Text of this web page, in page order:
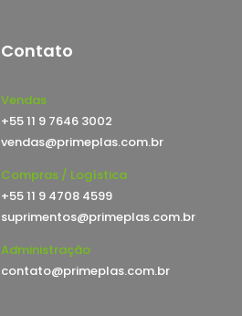
Contato
Vendas
+55 11 9 7646 3002
vendas@primeplas.com.br
Compras / Logística
+55 11 9 4708 4599
suprimentos@primeplas.com.br
Administração
contato@primeplas.com.br